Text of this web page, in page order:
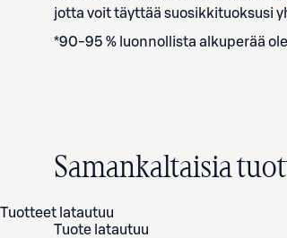
jotta voit täyttää suosikkituoksusi
*90-95 % luonnollista alkuperää
Samankaltaisia
Tuotteet latautuu
Tuote latautuu